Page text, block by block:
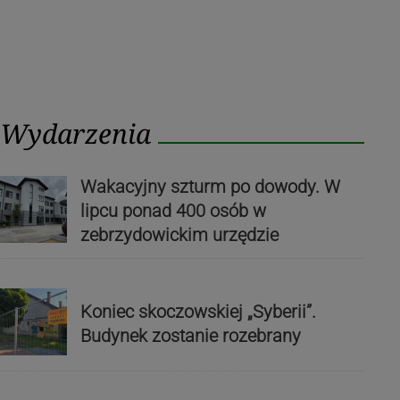
Wydarzenia
Wakacyjny szturm po dowody. W
lipcu ponad 400 osób w
zebrzydowickim urzędzie
Koniec skoczowskiej „Syberii”.
Budynek zostanie rozebrany